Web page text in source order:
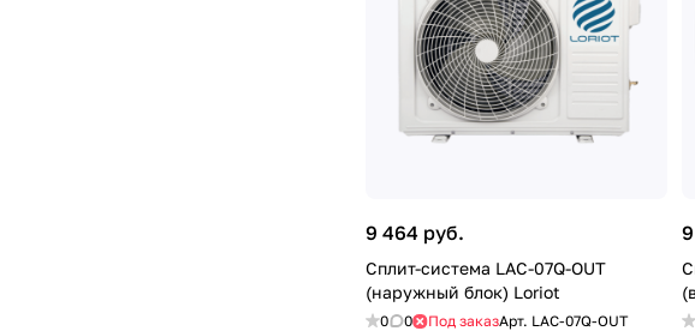
9 464 руб.
Сплит-система LAC-07Q-OUT
(наружный блок) Loriot
0 0 Под заказАрт. LAC-07Q-OUT